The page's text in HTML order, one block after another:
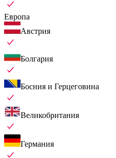
Европа
Австрия
Болгария
Босния и Герцеговина
Великобритания
Германия